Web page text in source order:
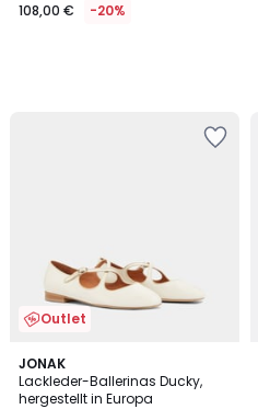
108,00 € -20%
Outlet
JONAK
Lackleder-Ballerinas Ducky,
hergestellt in Europa